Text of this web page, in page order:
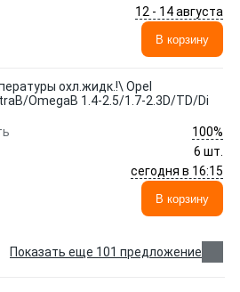
12 - 14 августа
В корзину
охл.жидк.!\ Opel
OmegaB 1.4-2.5/1.7-2.3D/TD/Di
100%
6 шт.
сегодня в 16:15
В корзину
Показать еще 101 предложение